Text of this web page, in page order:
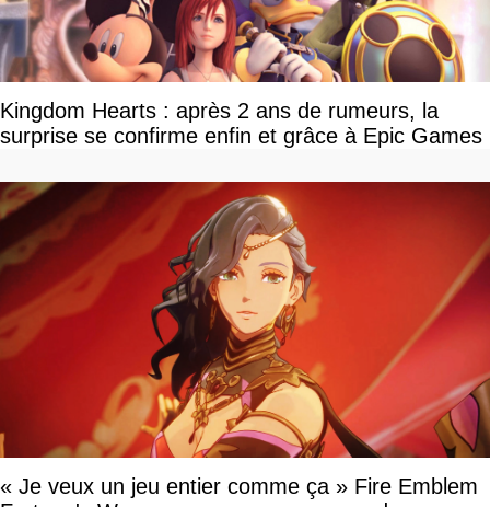
Kingdom Hearts : après 2 ans de rumeurs, la
surprise se confirme enfin et grâce à Epic Games
« Je veux un jeu entier comme ça » Fire Emblem